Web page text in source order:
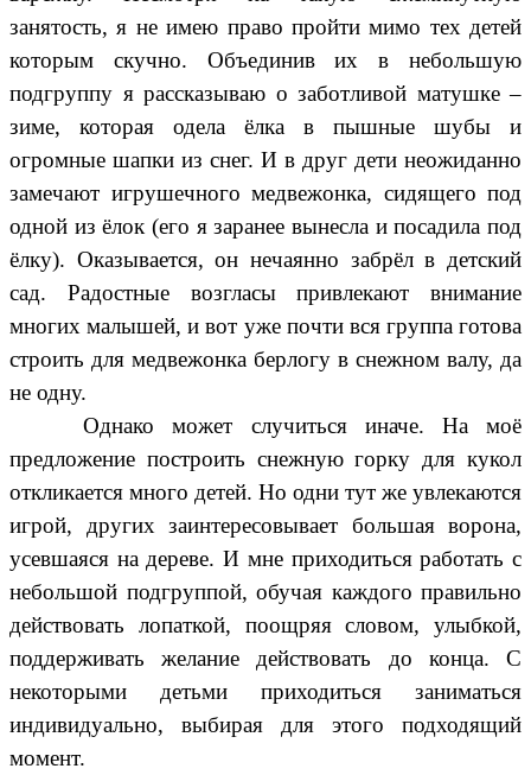
занятость, я не имею право пройти мимо тех детей
которым скучно. Объединив их в небольшую
подгруппу я рассказываю о заботливой матушке –
зиме, которая одела ёлка в пышные шубы и
огромные шапки из снег. И в друг дети неожиданно
замечают игрушечного медвежонка, сидящего под
одной из ёлок (его я заранее вынесла и посадила под
ёлку). Оказывается, он нечаянно забрёл в детский
сад. Радостные возгласы привлекают внимание
многих малышей, и вот уже почти вся группа готова
строить для медвежонка берлогу в снежном валу, да
не одну.
Однако может случиться иначе. На моё
предложение построить снежную горку для кукол
откликается много детей. Но одни тут же увлекаются
игрой, других заинтересовывает большая ворона,
усевшаяся на дереве. И мне приходиться работать с
небольшой подгруппой, обучая каждого правильно
действовать лопаткой, поощряя словом, улыбкой,
поддерживать желание действовать до конца. С
некоторыми детьми приходиться заниматься
индивидуально, выбирая для этого подходящий
момент.